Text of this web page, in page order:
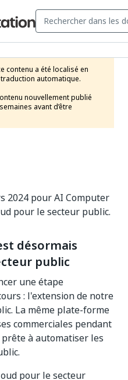
contenu a été localisé en
automatique.
nouvellement publié
avant d’être
2024 pour AI Computer
pour le secteur public.
désormais
public
une étape
: l'extension de notre
La même plate-forme
commerciales pendant
à automatiser les
pour le secteur